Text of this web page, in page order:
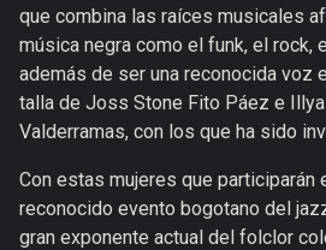
que combina las raíces musicales
música negra como el funk, el rock,
además de ser una reconocida voz
talla de Joss Stone Fito Páez e Illya
Valderramas, con los que ha sido
Con estas mujeres que participarán
reconocido evento bogotano del
gran exponente actual del folclor